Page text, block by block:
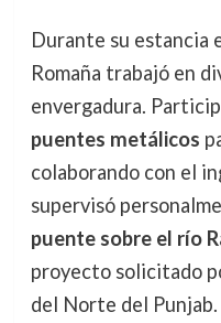
Durante su estancia
Romaña trabajó en
envergadura.
puentes metálicos
colaborando con el
supervisó
puente sobre el río
proyecto solicitado
del Norte del